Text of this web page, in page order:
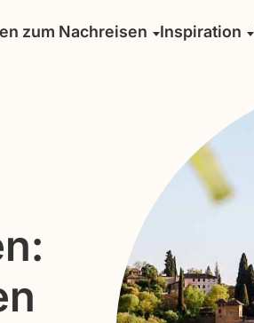
zum Nachreisen Inspiration